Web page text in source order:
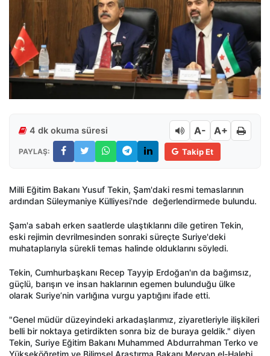
4 dk okuma süresi A- A+
PAYLAŞ: Takip Et
Milli Eğitim Bakanı Yusuf Tekin, Şam'daki resmi temaslarının
ardından Süleymaniye Külliyesi'nde değerlendirmede bulundu.
Şam'a sabah erken saatlerde ulaştıklarını dile getiren Tekin,
eski rejimin devrilmesinden sonraki süreçte Suriye'deki
muhataplarıyla sürekli temas halinde olduklarını söyledi.
Tekin, Cumhurbaşkanı Recep Tayyip Erdoğan'ın da bağımsız,
güçlü, barışın ve insan haklarının egemen bulunduğu ülke
olarak Suriye’nin varlığına vurgu yaptığını ifade etti.
"Genel müdür düzeyindeki arkadaşlarımız, ziyaretleriyle ilişkileri
belli bir noktaya getirdikten sonra biz de buraya geldik." diyen
Tekin, Suriye Eğitim Bakanı Muhammed Abdurrahman Terko ve
Yükseköğretim ve Bilimsel Araştırma Bakanı Mervan el-Halebi